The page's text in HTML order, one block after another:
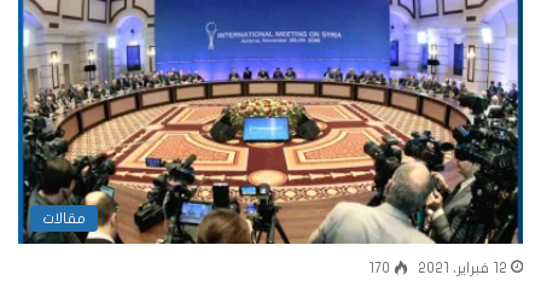
مقالات
12 فبراير، 2021 170